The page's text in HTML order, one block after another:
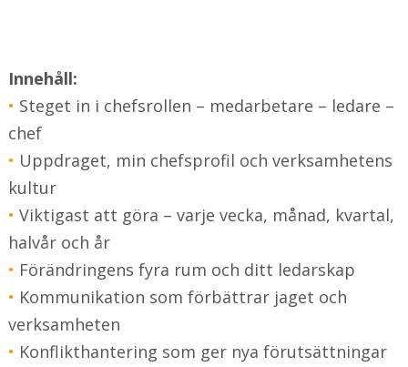
Ledarskap i förskola och skola
Kommunikation och konflikthantering
Innehåll:
• Steget in i chefsrollen – medarbetare – ledare –
chef
• Uppdraget, min chefsprofil och verksamhetens
kultur
• Viktigast att göra – varje vecka, månad, kvartal,
halvår och år
• Förändringens fyra rum och ditt ledarskap
• Kommunikation som förbättrar jaget och
verksamheten
• Konflikthantering som ger nya förutsättningar